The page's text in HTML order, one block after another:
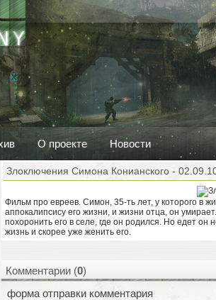
О проекте Новости
Злоключения Симона Конианского -
Фильм про евреев. Симон, 35-ть лет, у которого в
аппокалипсису его жизни, и жизни отца, он
похоронить его в селе, где он родился. Но едет
жизнь и скорее уже женить его.
Комментарии (0)
форма отправки комментария